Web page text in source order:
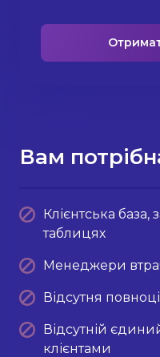
Вам
Клієнтська база,
таблицях
Менеджери
Відсутня
Відсутній
клієнтами